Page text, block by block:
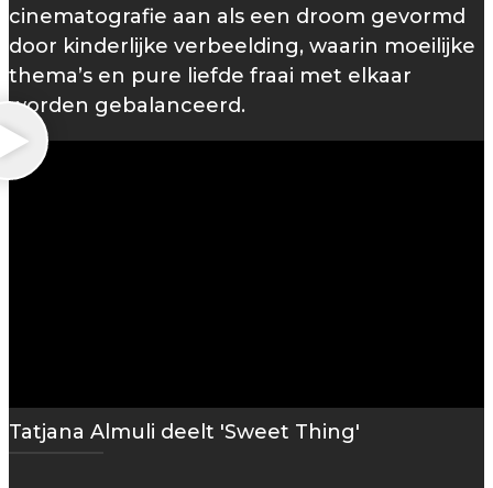
cinematografie aan als een droom gevormd
door kinderlijke verbeelding, waarin moeilijke
thema’s en pure liefde fraai met elkaar
worden gebalanceerd.
Tatjana Almuli deelt 'Sweet Thing'